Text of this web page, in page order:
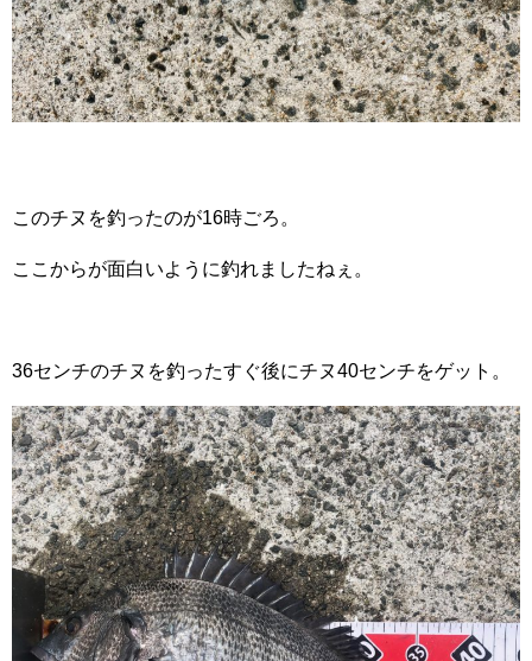
このチヌを釣ったのが16時ごろ。
ここからが面白いように釣れましたねぇ。
36センチのチヌを釣ったすぐ後にチヌ40センチをゲット。